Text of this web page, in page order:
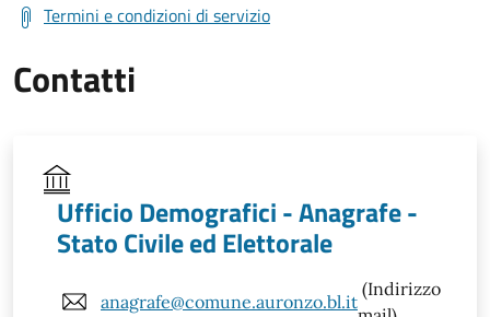
Termini e condizioni di servizio
Contatti
Ufficio Demografici - Anagrafe -
Stato Civile ed Elettorale
anagrafe@comune.auronzo.bl.it
(Indirizzo